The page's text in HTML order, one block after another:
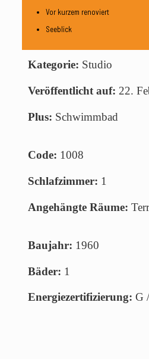
Vor kurzem renoviert
Seeblick
Kategorie: Studio
Veröffentlicht auf: 22.
Plus: Schwimmbad
Code: 1008
Schlafzimmer: 1
Angehängte Räume:
Baujahr: 1960
Bäder: 1
Energiezertifizierung: G